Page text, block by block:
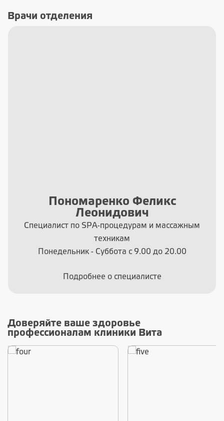
Врачи отделения
Пономаренко Феликс
Леонидович
Специалист по SPA-процедурам и массажным
техникам
Понедельник - Суббота с 9.00 до 20.00
Подробнее о специалисте
Доверяйте ваше здоровье
профессионалам клиники Вита